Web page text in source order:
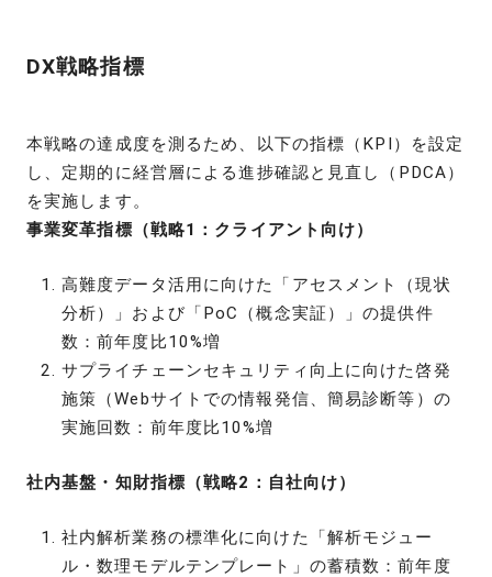
DX戦略指標
本戦略の達成度を測るため、以下の指標（KPI）を設定
し、定期的に経営層による進捗確認と見直し（PDCA）
を実施します。
事業変革指標（戦略1：クライアント向け）
高難度データ活用に向けた「アセスメント（現状
分析）」および「PoC（概念実証）」の提供件
数：前年度比10%増
サプライチェーンセキュリティ向上に向けた啓発
施策（Webサイトでの情報発信、簡易診断等）の
実施回数：前年度比10%増
社内基盤・知財指標（戦略2：自社向け）
社内解析業務の標準化に向けた「解析モジュー
ル・数理モデルテンプレート」の蓄積数：前年度